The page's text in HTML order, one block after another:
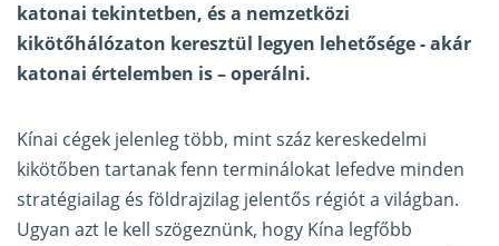
katonai tekintetben, és a nemzetközi
kikötőhálózaton keresztül legyen lehetősége - akár
katonai értelemben is – operálni.
Kínai cégek jelenleg több, mint száz kereskedelmi
kikötőben tartanak fenn terminálokat lefedve minden
stratégiailag és földrajzilag jelentős régiót a világban.
Ugyan azt le kell szögeznünk, hogy Kína legfőbb